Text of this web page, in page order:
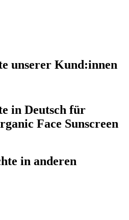
unserer Kund:innen
in Deutsch für
Face Sunscreen
in anderen